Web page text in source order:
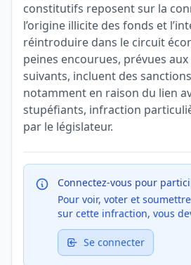
constitutifs reposent sur la
l’origine illicite des fonds et
réintroduire dans le circuit
peines encourues, prévues
suivants, incluent des
notamment en raison du lien
stupéfiants, infraction
par le législateur.
Connectez-vous pour
Pour voir, voter et
sur cette infraction, vous
Se connecter